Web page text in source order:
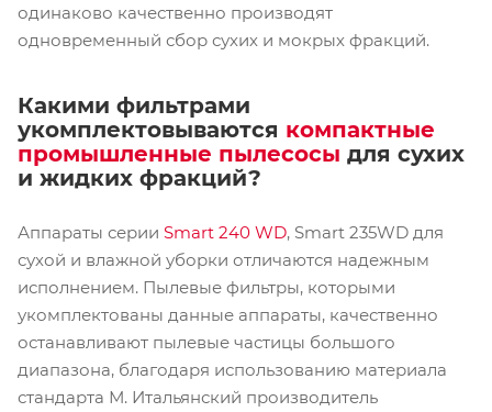
одинаково качественно производят
одновременный сбор сухих и мокрых фракций.
Какими фильтрами
укомплектовываются компактные
промышленные пылесосы для сухих
и жидких фракций?
Аппараты серии Smart 240 WD, Smart 235WD для
сухой и влажной уборки отличаются надежным
исполнением. Пылевые фильтры, которыми
укомплектованы данные аппараты, качественно
останавливают пылевые частицы большого
диапазона, благодаря использованию материала
стандарта М. Итальянский производитель